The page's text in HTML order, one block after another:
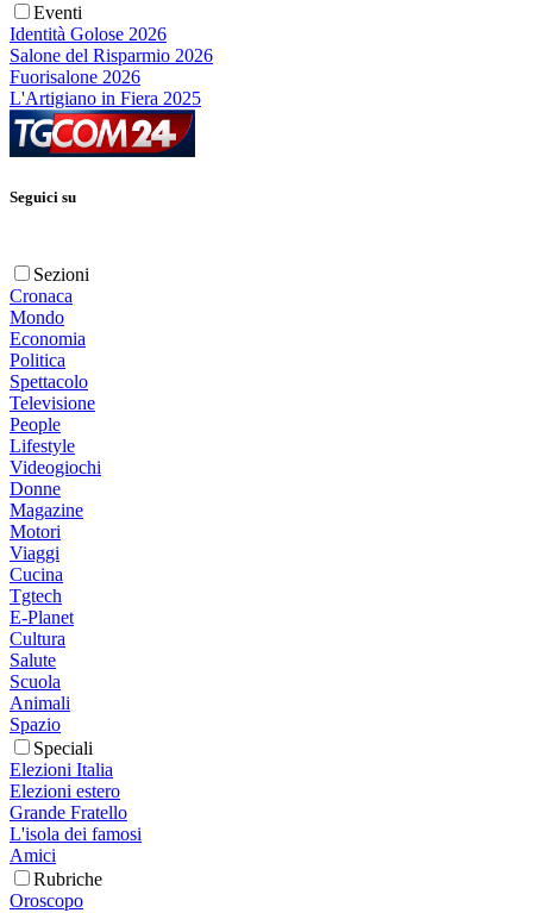
Eventi
Identità Golose 2026
Salone del Risparmio 2026
Fuorisalone 2026
L'Artigiano in Fiera 2025
Seguici su
Sezioni
Cronaca
Mondo
Economia
Politica
Spettacolo
Televisione
People
Lifestyle
Videogiochi
Donne
Magazine
Motori
Viaggi
Cucina
Tgtech
E-Planet
Cultura
Salute
Scuola
Animali
Spazio
Speciali
Elezioni Italia
Elezioni estero
Grande Fratello
L'isola dei famosi
Amici
Rubriche
Oroscopo